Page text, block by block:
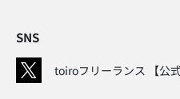
SNS
toiroフリーランス 【公式